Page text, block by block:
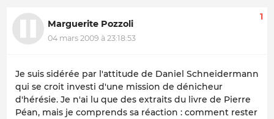
Marguerite Pozzoli
04 mars 2009 à 23:18:53
1
Je suis sidérée par l'attitude de Daniel Schneidermann
qui se croit investi d'une mission de dénicheur
d'hérésie. Je n'ai lu que des extraits du livre de Pierre
Péan, mais je comprends sa réaction : comment rester